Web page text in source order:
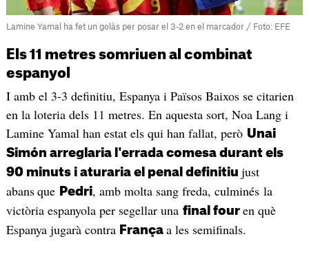
Lamine Yamal ha fet un golàs per posar el 3-2 en el marcador / Foto: EFE
Els 11 metres somriuen al combinat
espanyol
I amb el 3-3 definitiu, Espanya i Països Baixos se citarien
en la loteria dels 11 metres. En aquesta sort, Noa Lang i
Lamine Yamal han estat els qui han fallat, però Unai
Simón arreglaria l'errada comesa durant els
90 minuts i aturaria el penal definitiu just
abansque Pedri, amb molta sang freda, culminés la
victòria espanyola per segellar una final four en què
Espanya jugarà contra França a les semifinals.